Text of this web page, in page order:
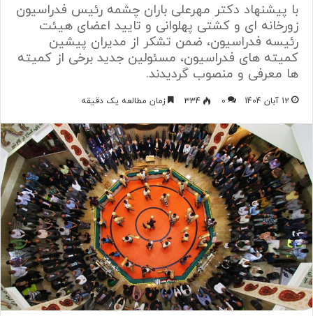
با پیشنهاد دکتر مهرعلی باران چشمه رئیس فدراسیون
زورخانه ای و کشتی پهلوانی و تایید اعضای هیئت
رئیسه فدراسیون، ضمن تشکر از مدیران پیشین
کمیته های فدراسیون، مسئولین جدید برخی از کمیته
ها معرفی و منصوب گردیدند.
12 آبان 1404 0
334 زمان مطالعه یک دقیقه